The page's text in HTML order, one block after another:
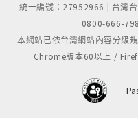
統一編號：27952966 | 台灣
0800-666-
本網站已依台灣網站內容分級
Chrome版本60以上 /